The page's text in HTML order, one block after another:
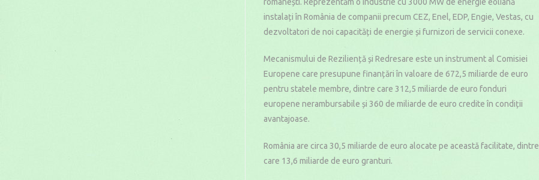
instalați în România de companii precum CEZ, Enel, EDP, Engie, Vestas, cu
dezvoltatori de noi capacități de energie și furnizori de servicii conexe.
Mecanismului de Reziliență și Redresare este un instrument al Comisiei
Europene care presupune finanțări în valoare de 672,5 miliarde de euro
pentru statele membre, dintre care 312,5 miliarde de euro fonduri
europene nerambursabile și 360 de miliarde de euro credite în condiții
avantajoase.
România are circa 30,5 miliarde de euro alocate pe această facilitate, dintre
care 13,6 miliarde de euro granturi.